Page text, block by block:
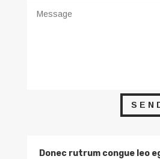
Donec rutrum congue leo